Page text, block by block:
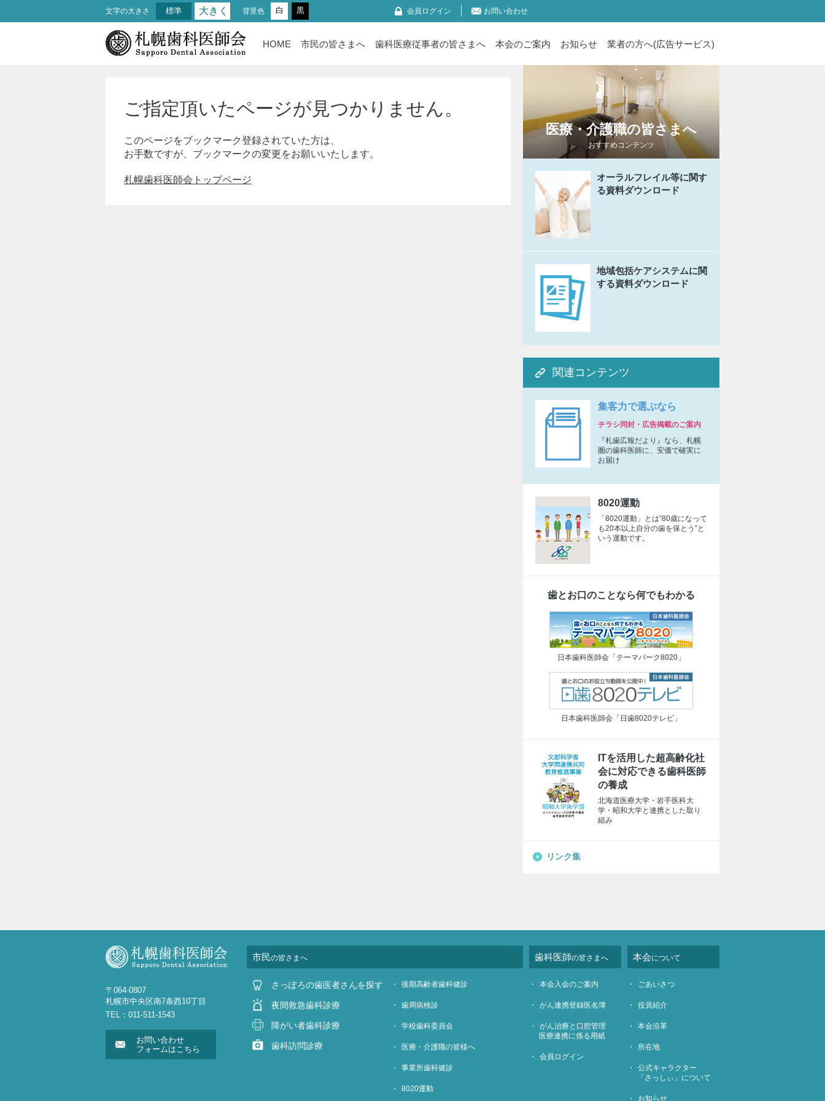
文字の大きさ 標準 大きく 背景色 白 黒 会員ログイン お問い合わせ
HOME 市民の皆さまへ 歯科医療従事者の皆さまへ 本会のご案内 お知らせ 業者の方へ(広告サービス)
ご指定頂いたページが見つかりません。
このページをブックマーク登録されていた方は、
お手数ですが、ブックマークの変更をお願いいたします。
札幌歯科医師会トップページ
医療・介護職の皆さまへ
おすすめコンテンツ
オーラルフレイル等に関す
る資料ダウンロード
地域包括ケアシステムに関
する資料ダウンロード
関連コンテンツ
集客力で選ぶなら
チラシ同封・広告掲載のご案内
『札歯広報だより』なら、札幌
圏の歯科医師に、安価で確実に
お届け
8020運動
「8020運動」とは”80歳になって
も20本以上自分の歯を保とう”と
いう運動です。
歯とお口のことなら何でもわかる
日本歯科医師会「テーマパーク8020」
日本歯科医師会「日歯8020テレビ」
ITを活用した超高齢化社
会に対応できる歯科医師
の養成
北海道医療大学・岩手医科大
学・昭和大学と連携とした取り
組み
リンク集
〒064-0807
札幌市中央区南7条西10丁目
TEL：011-511-1543
お問い合わせ
フォームはこちら
市民の皆さまへ
さっぽろの歯医者さんを探す
夜間救急歯科診療
障がい者歯科診療
歯科訪問診療
後期高齢者歯科健診
歯周病検診
学校歯科委員会
医療・介護職の皆様へ
事業所歯科健診
8020運動
歯科医師の皆さまへ
本会入会のご案内
がん連携登録医名簿
がん治療と口腔管理
医療連携に係る用紙
会員ログイン
本会について
ごあいさつ
役員紹介
本会沿革
所在地
公式キャラクター
「さっしぃ」について
お知らせ